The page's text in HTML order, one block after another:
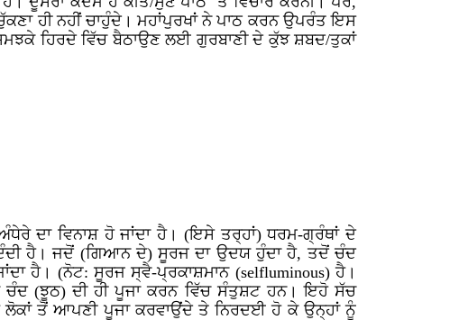
ਹੀ ਨਹੀਂ ਚਾਹੁੰਦੇ। ਮਹਾਂਪੁਰਖਾਂ ਨੇ ਪਾਠ ਕਰਨ ਉਪਰੰਤ ਇਸ
ਹਿਰਦੇ ਵਿੱਚ ਬੈਠਾਉਣ ਲਈ ਗੁਰਬਾਣੀ ਦੇ ਕੁੱਝ ਸ਼ਬਦ/ਤੁਕਾਂ
ਦਾ ਵਿਨਾਸ਼ ਹੋ ਜਾਂਦਾ ਹੈ। (ਇਸੇ ਤਰ੍ਹਾਂ) ਧਰਮ-ਗ੍ਰੰਥਾਂ ਦੇ
ਹੈ। ਜਦੋਂ (ਗਿਆਨ ਦੇ) ਸੂਰਜ ਦਾ ਉਦਯ ਹੁੰਦਾ ਹੈ, ਤਦੋਂ ਚੰਦ
ਹੈ। (ਨੋਟ: ਸੂਰਜ ਸ੍ਵੈ-ਪ੍ਰਕਾਸ਼ਮਾਨ (selfluminous)ਹੈ।
(ਝੂਠ) ਦੀ ਹੀ ਪੂਜਾ ਕਰਨ ਵਿੱਚ ਸੰਤੁਸ਼ਟ ਹਨ। ਇਹੋ ਸੱਚ
ਤੋਂ ਆਪਣੀ ਪੂਜਾ ਕਰਵਾਉਂਦੇ ਤੇ ਨਿਰਦਈ ਹੋ ਕੇ ਉਨ੍ਹਾਂ ਨੂੰ